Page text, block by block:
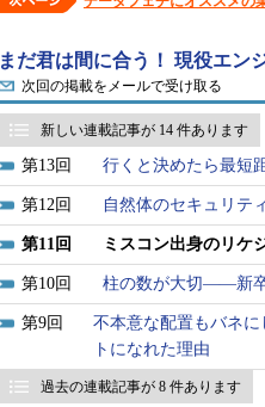
まだ君は間に合う！ 現役エン
次回の掲載をメールで受け取る
新しい連載記事が 14 件あります
13 行くと決めたら最短
12 自然体のセキュリテ
11 ミスコン出身のリケ
10 柱の数が大切――新卒
9
不本意な配置もバネ
トになれた理由
過去の連載記事が 8 件あります